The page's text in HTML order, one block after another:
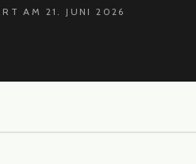
AM 21. JUNI 2026